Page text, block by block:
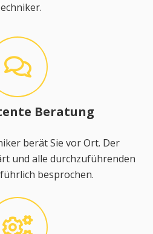
Beratung
berät Sie vor Ort. Der
und alle durchzuführenden
besprochen.